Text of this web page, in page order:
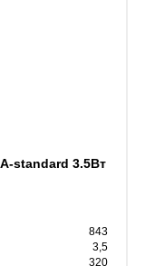
standard 3.5Вт
843
3,5
320